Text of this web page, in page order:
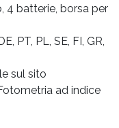
4 batterie, borsa per
PT, PL, SE, FI, GR,
sul sito
ad indice